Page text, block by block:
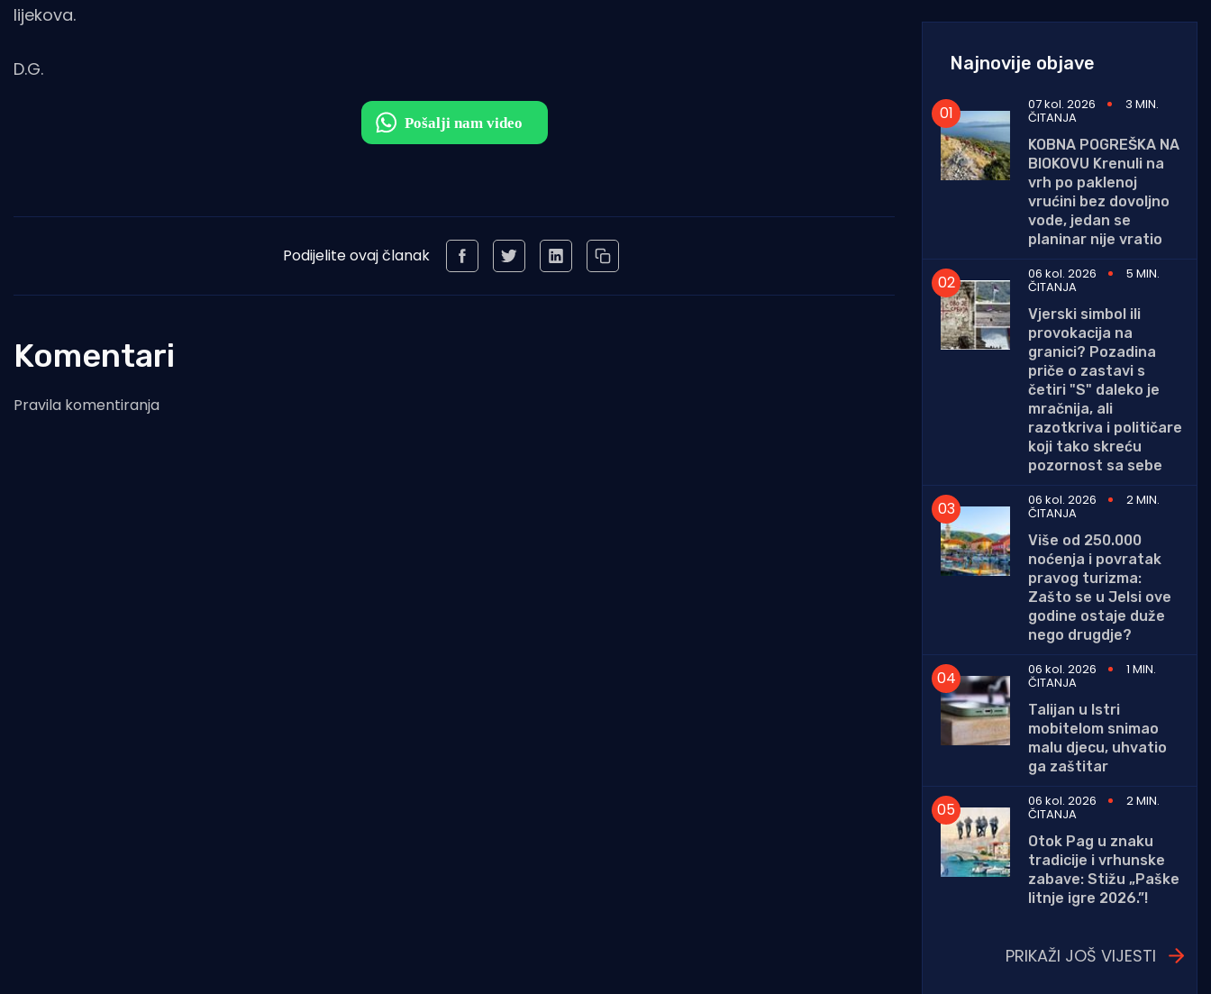
lijekova.
D.G.
Podijelite ovaj članak
Komentari
Pravila komentiranja
Najnovije objave
07 kol. 2026 3 MIN.
ČITANJA
KOBNA POGREŠKA NA
BIOKOVU Krenuli na
vrh po paklenoj
vrućini bez dovoljno
vode, jedan se
planinar nije vratio
06 kol. 2026
5 MIN.
ČITANJA
Vjerski simbol ili
provokacija na
granici? Pozadina
priče o zastavi s
četiri "S" daleko je
mračnija, ali
razotkriva i političare
koji tako skreću
pozornost sa sebe
06 kol. 2026
2 MIN.
ČITANJA
Više od 250.000
noćenja i povratak
pravog turizma:
Zašto se u Jelsi ove
godine ostaje duže
nego drugdje?
06 kol. 2026
1 MIN.
ČITANJA
Talijan u Istri
mobitelom snimao
malu djecu, uhvatio
ga zaštitar
06 kol. 2026
2 MIN.
ČITANJA
Otok Pag u znaku
tradicije i vrhunske
zabave: Stižu „Paške
litnje igre 2026.”!
PRIKAŽI JOŠ VIJESTI